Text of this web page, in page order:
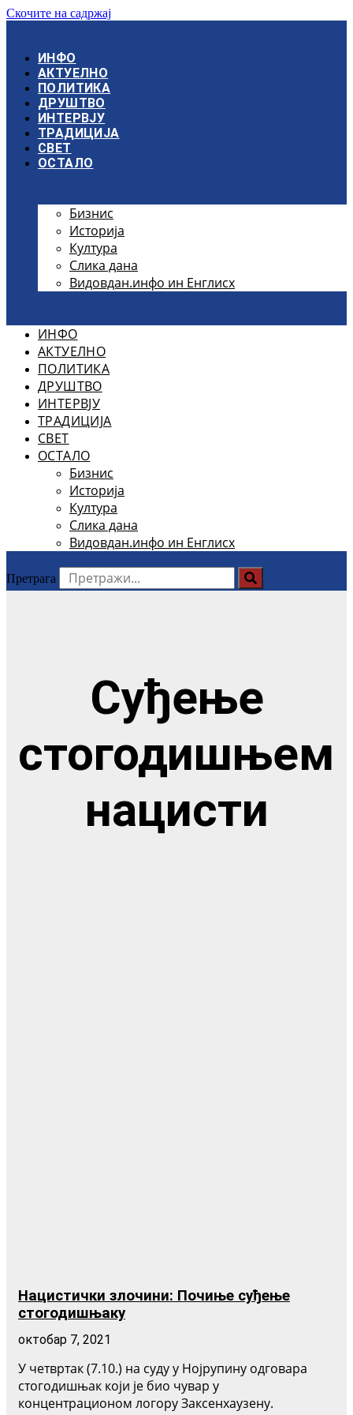
Скочите на садржај
ИНФО
АКТУЕЛНО
ПОЛИТИКА
ДРУШТВО
ИНТЕРВЈУ
ТРАДИЦИЈА
СВЕТ
ОСТАЛО
Бизнис
Историја
Култура
Слика дана
Видовдан.инфо ин Енглисх
ИНФО
АКТУЕЛНО
ПОЛИТИКА
ДРУШТВО
ИНТЕРВЈУ
ТРАДИЦИЈА
СВЕТ
ОСТАЛО
Бизнис
Историја
Култура
Слика дана
Видовдан.инфо ин Енглисх
Претрага
Суђење
стогодишњем
нацисти
Нацистички злочини: Почиње суђење
стогодишњаку
октобар 7, 2021
У четвртак (7.10.) на суду у Нојрупину одговара
стогодишњак који је био чувар у
концентрационом логору Заксенхаузену.